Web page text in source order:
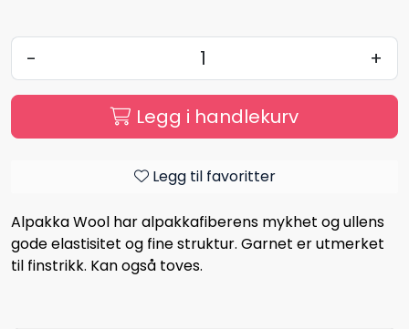
- +
Legg i handlekurv
Legg til favoritter
Alpakka Wool har alpakkafiberens mykhet og ullens
gode elastisitet og fine struktur. Garnet er utmerket
til finstrikk. Kan også toves.